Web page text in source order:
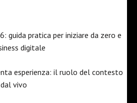
guida pratica per iniziare da zero e
digitale
esperienza: il ruolo del contesto
vivo